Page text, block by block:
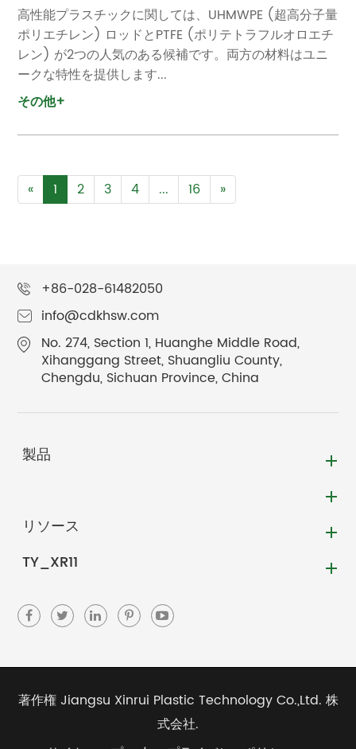
高性能プラスチックに関しては、UHMWPE (超高分子量
ポリエチレン) ロッドとPTFE (ポリテトラフルオロエチ
レン) が2つの人気のある候補です。両方の材料はユニ
ークな特性を提供します...
その他+
« 1 2 3 4 ... 16 »
+86-028-61482050
info@cdkhsw.com
No. 274, Section 1, Huanghe Middle Road,
Xihanggang Street, Shuangliu County,
Chengdu, Sichuan Province, China
製品
リソース
TY_XR11
著作権 Jiangsu Xinrui Plastic Technology Co.,Ltd. 株
式会社.